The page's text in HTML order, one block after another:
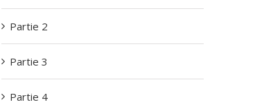
Partie 2
Partie 3
Partie 4